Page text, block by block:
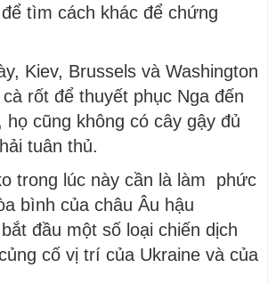
tìm cách khác để chứng
Kiev, Brussels và Washington
rốt để thuyết phục Nga đến
họ cũng không có cây gậy đủ
tuân thủ.
trong lúc này cần là làm phức
bình của châu Âu hậu
đầu một số loại chiến dịch
cố vị trí của Ukraine và của